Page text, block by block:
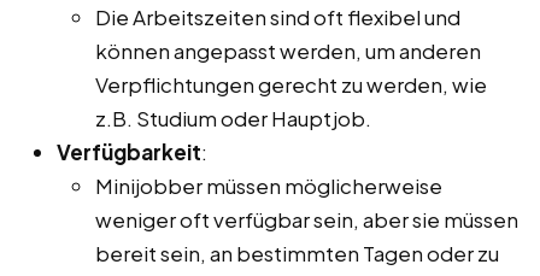
Die Arbeitszeiten sind oft flexibel und
können angepasst werden, um anderen
Verpflichtungen gerecht zu werden, wie
z.B. Studium oder Hauptjob.
Verfügbarkeit:
Minijobber müssen möglicherweise
weniger oft verfügbar sein, aber sie müssen
bereit sein, an bestimmten Tagen oder zu